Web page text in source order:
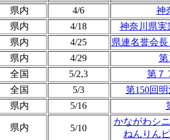
県内 4/6
神
県内 4/18
神奈川県実
県内 4/25
県連名誉会
県内 4/29
全国 5/2,3
第７
全国 5/3
第150回
県内 5/16
県内 5/10
かながわシ
ねんりん